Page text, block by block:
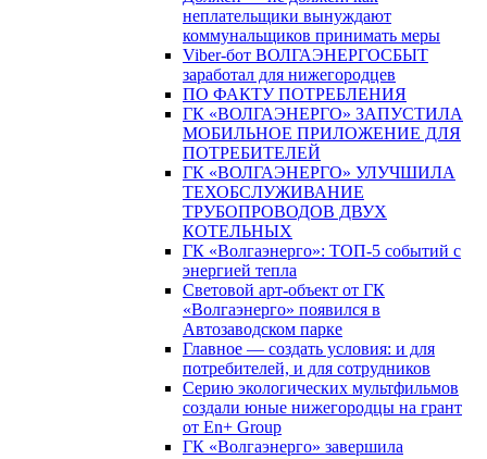
неплательщики вынуждают
коммунальщиков принимать меры
Viber-бот ВОЛГАЭНЕРГОСБЫТ
заработал для нижегородцев
ПО ФАКТУ ПОТРЕБЛЕНИЯ
ГК «ВОЛГАЭНЕРГО» ЗАПУСТИЛА
МОБИЛЬНОЕ ПРИЛОЖЕНИЕ ДЛЯ
ПОТРЕБИТЕЛЕЙ
ГК «ВОЛГАЭНЕРГО» УЛУЧШИЛА
ТЕХОБСЛУЖИВАНИЕ
ТРУБОПРОВОДОВ ДВУХ
КОТЕЛЬНЫХ
ГК «Волгаэнерго»: ТОП-5 событий с
энергией тепла
Световой арт-объект от ГК
«Волгаэнерго» появился в
Автозаводском парке
Главное — создать условия: и для
потребителей, и для сотрудников
Серию экологических мультфильмов
создали юные нижегородцы на грант
от En+ Group
ГК «Волгаэнерго» завершила